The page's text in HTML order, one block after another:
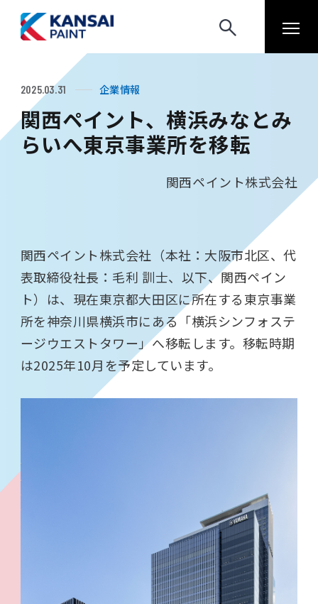
2025.03.31 企業情報
関西ペイント、横浜みなとみ
らいへ東京事業所を移転
関西ペイント株式会社
関西ペイント株式会社（本社：大阪市北区、代
表取締役社長：毛利 訓士、以下、関西ペイン
ト）は、現在東京都大田区に所在する東京事業
所を神奈川県横浜市にある「横浜シンフォステ
ージウエストタワー」へ移転します。移転時期
は2025年10月を予定しています。